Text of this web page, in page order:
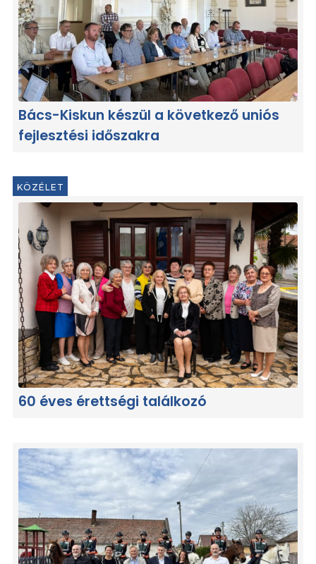
Bács-Kiskun készül a következő uniós
fejlesztési időszakra
KÖZÉLET
60 éves érettségi találkozó